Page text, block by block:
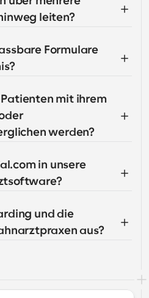
leiten?
Formulare
mit ihrem
werden?
in unsere
und die
aus?